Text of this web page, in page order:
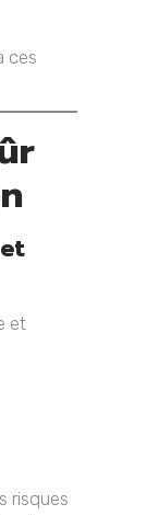
ces
et
risques